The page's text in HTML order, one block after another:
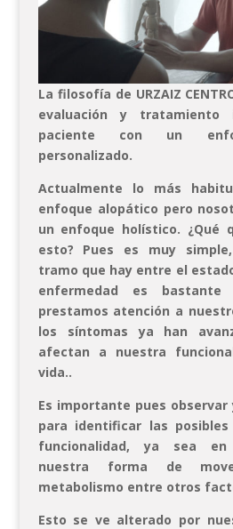
La filosofía de URZAIZ
evaluación y tratamiento
paciente con un
personalizado.
Actualmente lo más
enfoque alopático pero
un enfoque holístico. ¿Qué
esto? Pues es muy
tramo que hay entre el
enfermedad es
prestamos atención a
los síntomas ya han
afectan a nuestra
vida..
Es importante pues
para identificar las
funcionalidad, ya sea
nuestra forma de
metabolismo entre otros
Esto se ve alterado por